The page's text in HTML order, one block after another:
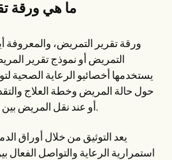
ما هي ورقة
ورقة تقرير التمريض، والمعروفة
التمريض أو نموذج تقرير
يستخدمها أخصائيو الرعاية الصحية
حول حالة المريض وخطة العلاج والتقدم
أو عند نقل المريض بين الوحدات أو المرافق.
يعد التوثيق من خلال أوراق
استمرارية الرعاية والتواصل